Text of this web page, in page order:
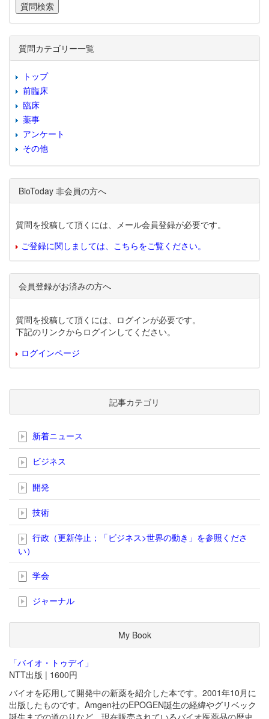
質問カテゴリー一覧
トップ
前臨床
臨床
薬事
アンケート
その他
BioToday 非会員の方へ
質問を投稿して頂くには、メール会員登録が必要です。
ご登録に関しましては、こちらをご覧ください。
会員登録がお済みの方へ
質問を投稿して頂くには、ログインが必要です。
下記のリンクからログインしてください。
ログインページ
記事カテゴリ
新着ニュース
ビジネス
開発
技術
行政（更新停止；「ビジネス>世界の動き」を参照くださ
い）
学会
ジャーナル
My Book
「バイオ・トゥデイ」
NTT出版 | 1600円
バイオを応用して開発中の新薬を紹介した本です。2001年10月に
出版したものです。Amgen社のEPOGEN誕生の経緯やグリベック